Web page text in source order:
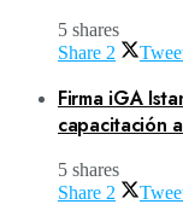
5 shares
Share 2
Firma iGA
capacitación
5 shares
Share 2